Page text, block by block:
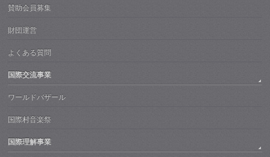
賛助会員募集
財団運営
よくある質問
国際交流事業
ワールドバザール
国際村音楽祭
国際理解事業